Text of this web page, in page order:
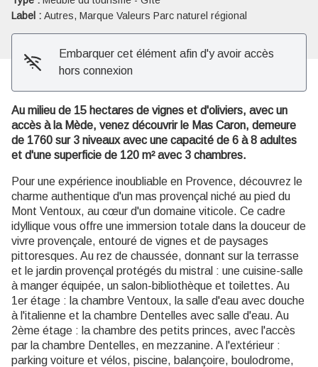
Label : Autres, Marque Valeurs Parc naturel régional
Embarquer cet élément afin d'y avoir accès
hors connexion
Au milieu de 15 hectares de vignes et d'oliviers, avec un
accès à la Mède, venez découvrir le Mas Caron, demeure
de 1760 sur 3 niveaux avec une capacité de 6 à 8 adultes
et d'une superficie de 120 m² avec 3 chambres.
Pour une expérience inoubliable en Provence, découvrez le
charme authentique d'un mas provençal niché au pied du
Mont Ventoux, au cœur d'un domaine viticole. Ce cadre
idyllique vous offre une immersion totale dans la douceur de
vivre provençale, entouré de vignes et de paysages
pittoresques. Au rez de chaussée, donnant sur la terrasse
et le jardin provençal protégés du mistral : une cuisine-salle
à manger équipée, un salon-bibliothèque et toilettes. Au
1er étage : la chambre Ventoux, la salle d'eau avec douche
à l'italienne et la chambre Dentelles avec salle d'eau. Au
2ème étage : la chambre des petits princes, avec l'accès
par la chambre Dentelles, en mezzanine. A l'extérieur :
parking voiture et vélos, piscine, balançoire, boulodrome,